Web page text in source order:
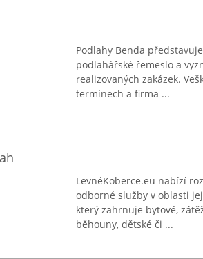
Podlahy Benda
podlahářské řemeslo a
realizovaných zakázek.
termínech a firma ...
LevnéKoberce.eu nabízí
odborné služby v oblasti
který zahrnuje bytové,
běhouny, dětské či ...